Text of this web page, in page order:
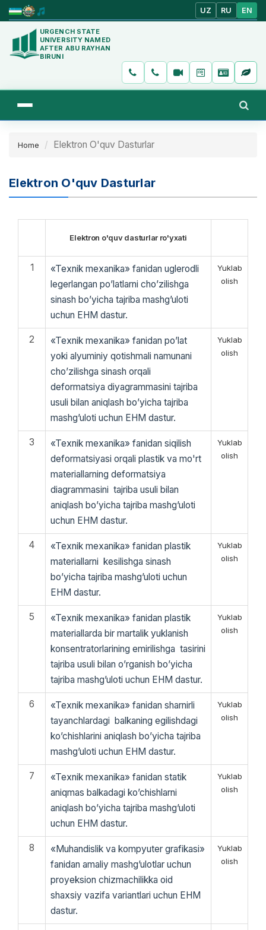
UZ RU EN
URGENCH STATE
UNIVERSITY NAMED
AFTER ABU RAYHAN
BIRUNI
Home Elektron O'quv Dasturlar
Elektron O'quv Dasturlar
Elektron o'quv dasturlar ro'yxati
1
«Texnik mexanika» fanidan uglerodli
legerlangan po’latlarni cho’zilishga
sinash bo’yicha tajriba mashg’uloti
uchun EHM dastur.
Yuklab
olish
2
«Texnik mexanika» fanidan po’lat
yoki alyuminiy qotishmali namunani
cho’zilishga sinash orqali
deformatsiya diyagrammasini tajriba
usuli bilan aniqlash bo’yicha tajriba
mashg’uloti uchun EHM dastur.
Yuklab
olish
3
«Texnik mexanika» fanidan siqilish
deformatsiyasi orqali plastik va mo'rt
materiallarning deformatsiya
diagrammasini tajriba usuli bilan
aniqlash bo’yicha tajriba mashg’uloti
uchun EHM dastur.
Yuklab
olish
4
«Texnik mexanika» fanidan plastik
materiallarni kesilishga sinash
bo’yicha tajriba mashg’uloti uchun
EHM dastur.
Yuklab
olish
5
«Texnik mexanika» fanidan plastik
materiallarda bir martalik yuklanish
konsentratorlarining emirilishga tasirini
tajriba usuli bilan o’rganish bo’yicha
tajriba mashg’uloti uchun EHM dastur.
Yuklab
olish
6
«Texnik mexanika» fanidan sharnirli
tayanchlardagi balkaning egilishdagi
ko’chishlarini aniqlash bo’yicha tajriba
mashg’uloti uchun EHM dastur.
Yuklab
olish
7
«Texnik mexanika» fanidan statik
aniqmas balkadagi ko’chishlarni
aniqlash bo’yicha tajriba mashg’uloti
uchun EHM dastur.
Yuklab
olish
8
«Muhandislik va kompyuter grafikasi»
fanidan amaliy mashg’ulotlar uchun
proyeksion chizmachilikka oid
shaxsiy vazifa variantlari uchun EHM
dastur.
Yuklab
olish